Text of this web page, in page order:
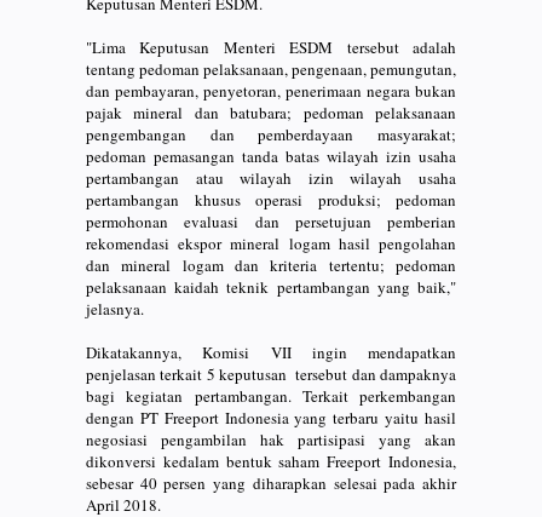
"Lima Keputusan Menteri ESDM tersebut adalah
tentang pedoman pelaksanaan, pengenaan, pemungutan,
dan pembayaran, penyetoran, penerimaan negara bukan
pajak mineral dan batubara; pedoman pelaksanaan
pengembangan dan pemberdayaan masyarakat;
pedoman pemasangan tanda batas wilayah izin usaha
pertambangan atau wilayah izin wilayah usaha
pertambangan khusus operasi produksi; pedoman
permohonan evaluasi dan persetujuan pemberian
rekomendasi ekspor mineral logam hasil pengolahan
dan mineral logam dan kriteria tertentu; pedoman
pelaksanaan kaidah teknik pertambangan yang baik,"
jelasnya.
Dikatakannya, Komisi VII ingin mendapatkan
penjelasan terkait 5 keputusan tersebut dan dampaknya
bagi kegiatan pertambangan. Terkait perkembangan
dengan PT Freeport Indonesia yang terbaru yaitu hasil
negosiasi pengambilan hak partisipasi yang akan
dikonversi kedalam bentuk saham Freeport Indonesia,
sebesar 40 persen yang diharapkan selesai pada akhir
April 2018.